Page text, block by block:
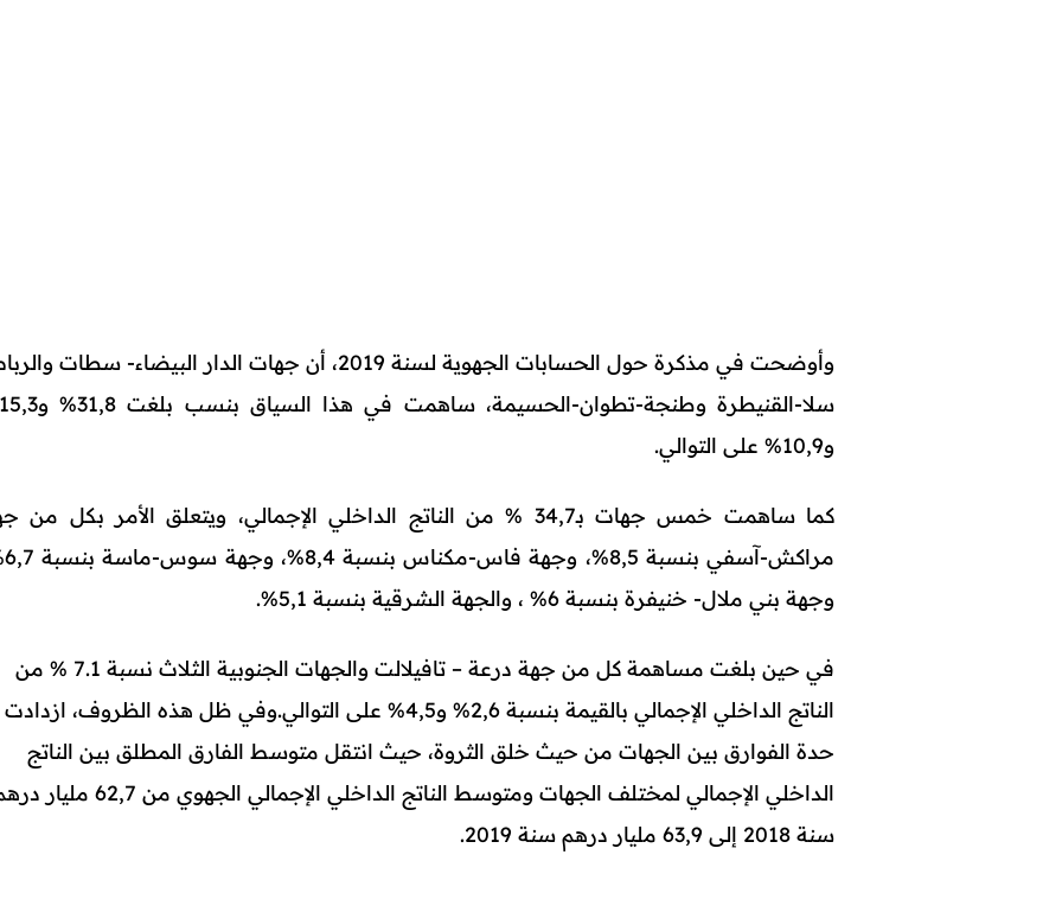
وأوضحت في مذكرة حول الحسابات الجهوية لسنة 2019، أن جهات الدار البيضاء- سطات
و10,9% على التوالي.
كما ساهمت خمس جهات بـ34,7 % من الناتج الداخلي الإجمالي، ويتعلق الأمر بكل من
مراكش-
وجهة بني ملال- خنيفرة بنسبة 6% ، والجهة الشرقية بنسبة 5,1%.
في حين بلغت مساهمة كل من جهة درعة – تافيلالت والجهات الجنوبية الثلاث نسبة 7.1 % من
الناتج الداخلي الإجمالي بالقيمة بنسبة 2,6% و4,5% على التوالي.
وفي ظل هذه الظروف، ازدادت
حدة الفوارق بين الجهات من حيث خلق الثروة، حيث انتقل متوسط الفارق المطلق بين الناتج
الداخلي الإجمالي لمختلف الجهات ومتوسط الناتج الداخلي الإجمالي الجهوي من 62,7
سنة 2018 إلى 63,9 مليار درهم سنة 2019.